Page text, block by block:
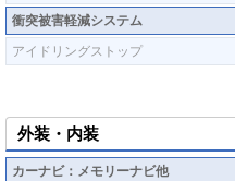
衝突被害軽減システム
アイドリングストップ
外装・内装
カーナビ：メモリーナビ他